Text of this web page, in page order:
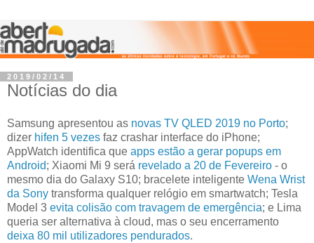
2019/02/14
Notícias do dia
Samsung apresentou as novas TV QLED 2019 no Porto;
dizer hifen 5 vezes faz crashar interface do iPhone;
AppWatch identifica que apps estão a gerar popups em
Android; Xiaomi Mi 9 será revelado a 20 de Fevereiro - o
mesmo dia do Galaxy S10; bracelete inteligente Wena Wrist
da Sony transforma qualquer relógio em smartwatch; Tesla
Model 3 evita colisão com travagem de emergência; e Lima
queria ser alternativa à cloud, mas o seu encerramento
deixa 80 mil utilizadores pendurados.